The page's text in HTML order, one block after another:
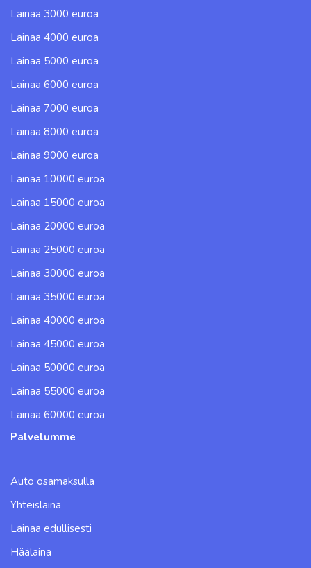
Lainaa 3000 euroa
Lainaa 4000 euroa
Lainaa 5000 euroa
Lainaa 6000 euroa
Lainaa 7000 euroa
Lainaa 8000 euroa
Lainaa 9000 euroa
Lainaa 10000 euroa
Lainaa 15000 euroa
Lainaa 20000 euroa
Lainaa 25000 euroa
Lainaa 30000 euroa
Lainaa 35000 euroa
Lainaa 40000 euroa
Lainaa 45000 euroa
Lainaa 50000 euroa
Lainaa 55000 euroa
Lainaa 60000 euroa
Palvelumme
Auto osamaksulla
Yhteislaina
Lainaa edullisesti
Häälaina